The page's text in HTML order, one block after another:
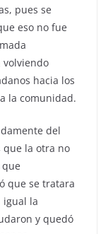
pues se
eso no fue
volviendo
hacia los
la comunidad.
del
que la otra no
que se tratara
igual la
y quedó